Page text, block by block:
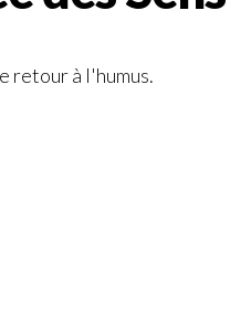
retour à l'humus.